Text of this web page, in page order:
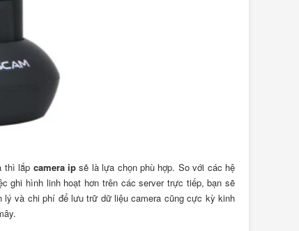
thì lắp camera ipsẽ là lựa chọn phù hợp. So với các hệ
ghi hình linh hoạt hơn trên các server trực tiếp, bạn sẽ
lý và chi phí để lưu trữ dữ liệu camera cũng cực kỳ kinh